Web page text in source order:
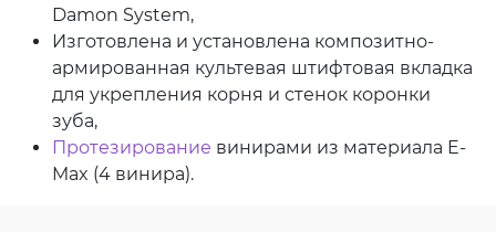
Damon System,
Изготовлена и установлена композитно-
армированная культевая штифтовая вкладка
для укрепления корня и стенок коронки
зуба,
Протезирование винирами из материала E-
Max (4 винира).